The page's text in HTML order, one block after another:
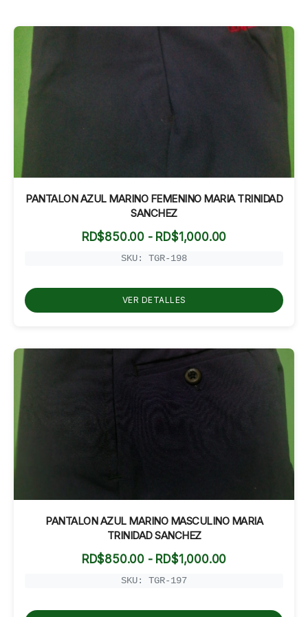
PANTALON AZUL MARINO FEMENINO MARIA TRINIDAD
SANCHEZ
RD$850.00 - RD$1,000.00Rango
RD$1,000.00
SKU: TGR-198
VER DETALLES
PANTALON AZUL MARINO MASCULINO MARIA
TRINIDAD SANCHEZ
RD$850.00 - RD$1,000.00Rango
SKU: TGR-197